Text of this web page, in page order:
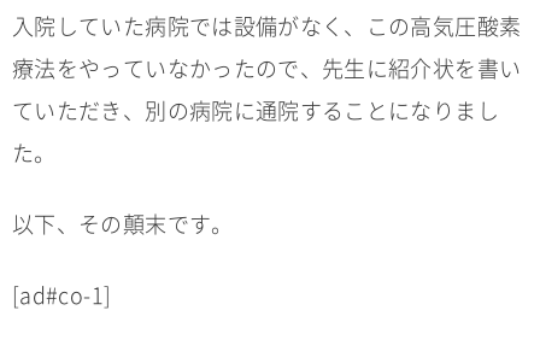
入院していた病院では設備がなく、この高気圧酸素
療法をやっていなかったので、先生に紹介状を書い
ていただき、別の病院に通院することになりまし
た。
以下、その顛末です。
[ad#co-1]